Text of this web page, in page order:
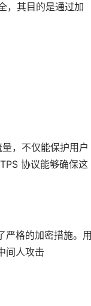
，其目的是通过加
，不仅能保护用户
协议能够确保这
严格的加密措施。用
间人攻击